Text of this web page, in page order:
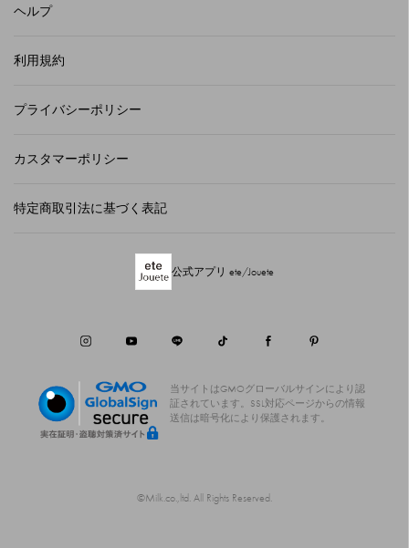
ヘルプ
利用規約
プライバシーポリシー
カスタマーポリシー
特定商取引法に基づく表記
公式アプリ ete/Jouete
当サイトはGMOグローバルサインにより認
証されています。
SSL対応ページからの情報
送信は暗号化により保護されます。
©Milk.co.,ltd. All Rights Reserved.